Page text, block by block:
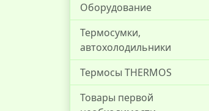
Оборудование
Термосумки,
автохолодильники
Термосы THERMOS
Товары первой